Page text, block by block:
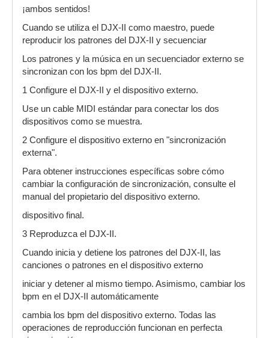
¡ambos sentidos!
Cuando se utiliza el DJX-II como maestro, puede
reproducir los patrones del DJX-II y secuenciar
Los patrones y la música en un secuenciador externo se
sincronizan con los bpm del DJX-II.
1 Configure el DJX-II y el dispositivo externo.
Use un cable MIDI estándar para conectar los dos
dispositivos como se muestra.
2 Configure el dispositivo externo en "sincronización
externa".
Para obtener instrucciones específicas sobre cómo
cambiar la configuración de sincronización, consulte el
manual del propietario del dispositivo externo.
dispositivo final.
3 Reproduzca el DJX-II.
Cuando inicia y detiene los patrones del DJX-II, las
canciones o patrones en el dispositivo externo
iniciar y detener al mismo tiempo. Asimismo, cambiar los
bpm en el DJX-II automáticamente
cambia los bpm del dispositivo externo. Todas las
operaciones de reproducción funcionan en perfecta